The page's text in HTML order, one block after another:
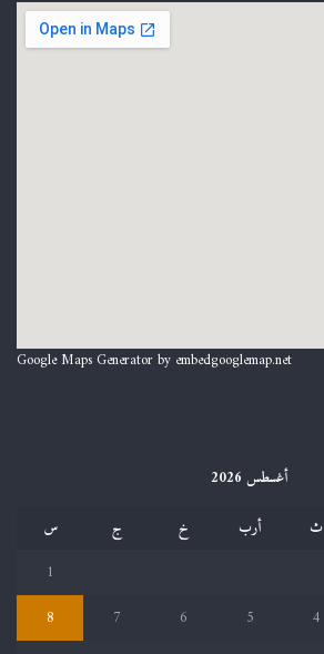
Google Maps Generator by embedgooglemap.net
أغسطس 2026
ث أرب خ ج
س
1
4
5
6
7
8